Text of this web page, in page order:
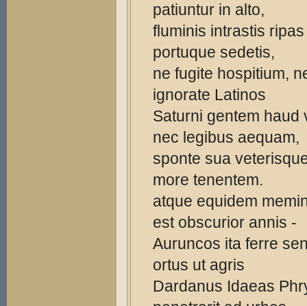
patiuntur in alto,
fluminis intrastis ripas
portuque sedetis,
ne fugite hospitium,
ignorate Latinos
Saturni gentem haud
nec legibus aequam,
sponte sua
more tenentem.
atque equidem
est obscurior annis -
Auruncos ita ferre
ortus ut agris
Dardanus Idaeas